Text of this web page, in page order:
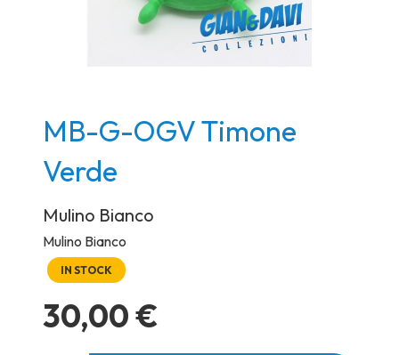
Skip
to
the
of
the
images
gallery
MB-G-OGV Timone
Verde
Mulino Bianco
Mulino Bianco
IN STOCK
30,00 €